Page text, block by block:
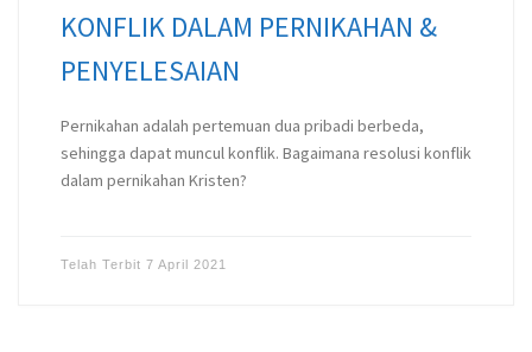
KONFLIK DALAM PERNIKAHAN &
PENYELESAIAN
Pernikahan adalah pertemuan dua pribadi berbeda,
sehingga dapat muncul konflik. Bagaimana resolusi konflik
dalam pernikahan Kristen?
Telah Terbit 7 April 2021